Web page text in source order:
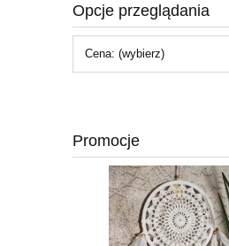
Opcje przeglądania
Cena: (wybierz)
Promocje